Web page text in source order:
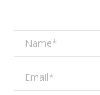
Name *
Email *